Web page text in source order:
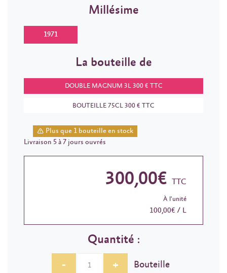
Millésime
1971
La bouteille de
DOUBLE MAGNUM 3L 300 € TTC
BOUTEILLE 75CL 300 € TTC
Plus que 1 bouteille en stock
Livraison 5 à 7 jours ouvrés
300,00€ TTC
À l'unité
100,00€ / L
Quantité :
-
+ Bouteille